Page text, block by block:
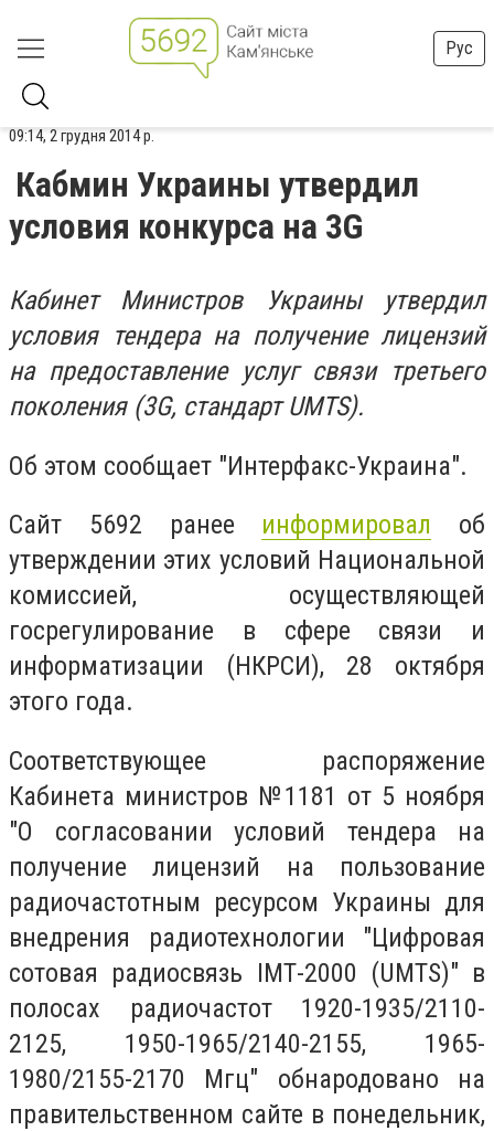
Рус
09:14, 2 грудня 2014 р.
Кабмин Украины утвердил
условия конкурса на 3G
Кабинет Министров Украины утвердил
условия тендера на получение лицензий
на предоставление услуг связи третьего
поколения (3G, стандарт UMTS).
Об этом сообщает "Интерфакс-Украина".
Сайт 5692 ранее информировал об
утверждении этих условий Национальной
комиссией, осуществляющей
госрегулирование в сфере связи и
информатизации (НКРСИ), 28 октября
этого года.
Соответствующее распоряжение
Кабинета министров №1181 от 5 ноября
"О согласовании условий тендера на
получение лицензий на пользование
радиочастотным ресурсом Украины для
внедрения радиотехнологии "Цифровая
сотовая радиосвязь ІМТ-2000 (UMTS)" в
полосах радиочастот 1920-1935/2110-
2125, 1950-1965/2140-2155, 1965-
1980/2155-2170 Мгц" обнародовано на
правительственном сайте в понедельник,